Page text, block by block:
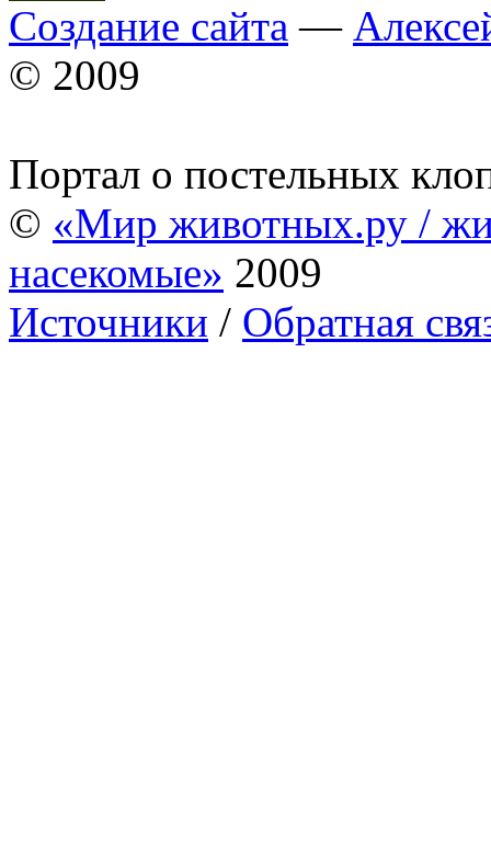
Создание сайта —
© 2009
Портал о постельных
© «Мир животных.ру /
насекомые» 2009
Источники / Обратная